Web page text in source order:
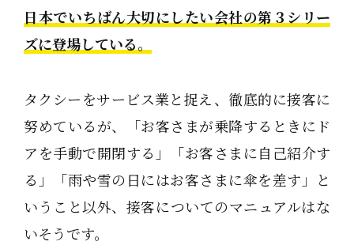
日本でいちばん大切にしたい会社の第３シリー
ズに登場している。
タクシーをサービス業と捉え、徹底的に接客に
努めているが、「お客さまが乗降するときにド
アを手動で開閉する」「お客さまに自己紹介す
る」「雨や雪の日にはお客さまに傘を差す」と
いうこと以外、接客についてのマニュアルはな
いそうです。